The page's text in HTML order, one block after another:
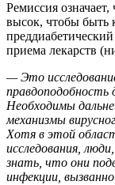
Ремиссия
высок, чтобы быть
приема лекарств
— Это
правдоподобность
Необходимы
механизмы
Хотя в этой
исследования,
знать, что они
инфекции,